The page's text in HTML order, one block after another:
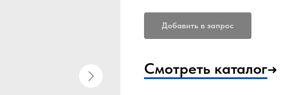
Добавить в запрос
Смотреть каталог➜